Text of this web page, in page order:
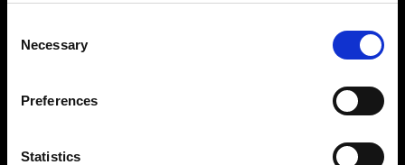
Selection
Necessary
Preferences
Statistics
Trova il tuo negozio Ripani
Rispondiamo a tutte le tue